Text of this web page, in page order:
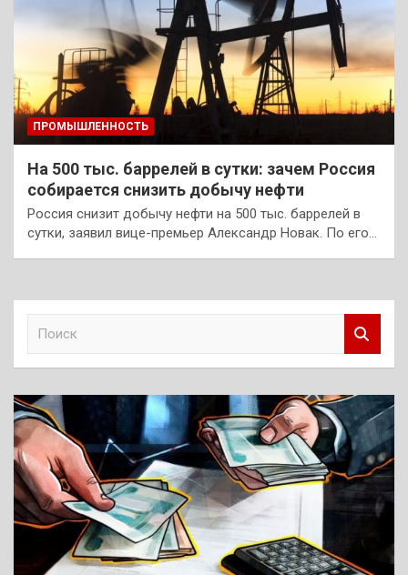
ПРОМЫШЛЕННОСТЬ
На 500 тыс. баррелей в сутки: зачем Россия
собирается снизить добычу нефти
Россия снизит добычу нефти на 500 тыс. баррелей в
сутки, заявил вице-премьер Александр Новак. По его…
к